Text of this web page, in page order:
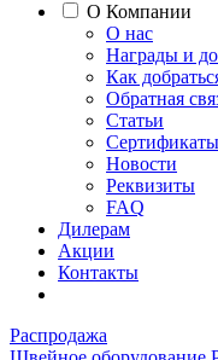
О Компании
О нас
Награды и
Как
Обратная
Статьи
Сертификаты
Новости
Реквизиты
FAQ
Дилерам
Акции
Контакты
Распродажа